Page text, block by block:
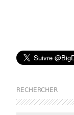
RECHERCHER